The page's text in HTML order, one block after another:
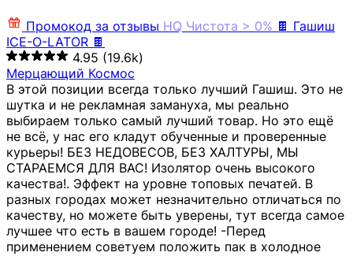
Промокод за отзывы HQ Чистота > 0% 🍫 Гашиш
ICE-O-LATOR 🍫
4.95 (19.6k)
Мерцающий Космос
В этой позиции всегда только лучший Гашиш. Это не
шутка и не рекламная замануха, мы реально
выбираем только самый лучший товар. Но это ещё
не всё, у нас его кладут обученные и проверенные
курьеры! БЕЗ НЕДОВЕСОВ, БЕЗ ХАЛТУРЫ, МЫ
СТАРАЕМСЯ ДЛЯ ВАС! Изолятор очень высокого
качества!. Эффект на уровне топовых печатей. В
разных городах может незначительно отличаться по
качеству, но можете быть уверены, тут всегда самое
лучшее что есть в вашем городе! -Перед
применением советуем положить пак в холодное